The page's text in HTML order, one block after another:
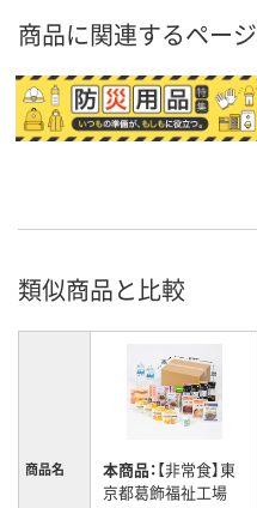
商品に関連するページ
類似商品と比較
商品名 本商品：【非常食】東
京都葛飾福祉工場